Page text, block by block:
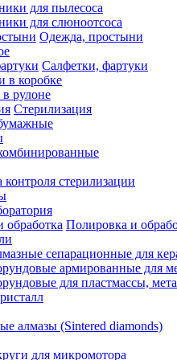
для пылесоса
для слюноотсоса
Одежда, простыни
Салфетки, фартуки
в коробке
рулоне
Стерилизация
контроля стерилизации
Полировка и
сепарационные для
армированные для
для пластмассы,
алмазы (Sintered diamonds)
для микромотора